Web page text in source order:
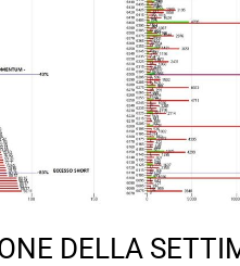
DELLA